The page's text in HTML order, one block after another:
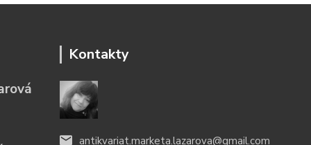
Kontakty
antikvariat.marketa.lazarova@gmail.com